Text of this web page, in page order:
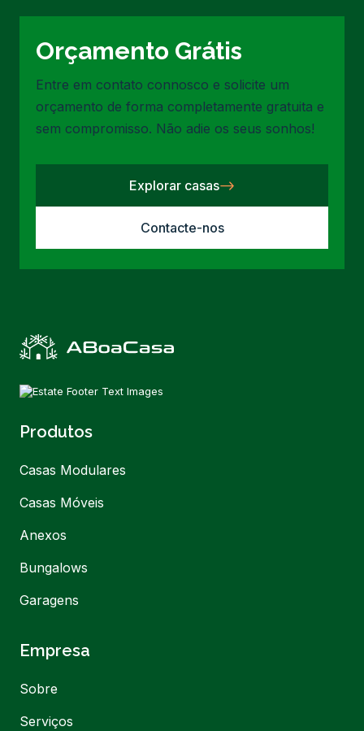
Orçamento Grátis
Entre em contato connosco e solicite um
orçamento de forma completamente gratuita e
sem compromisso. Não adie os seus sonhos!
Explorar casas
Contacte-nos
Produtos
Casas Modulares
Casas Móveis
Anexos
Bungalows
Garagens
Empresa
Sobre
Serviços